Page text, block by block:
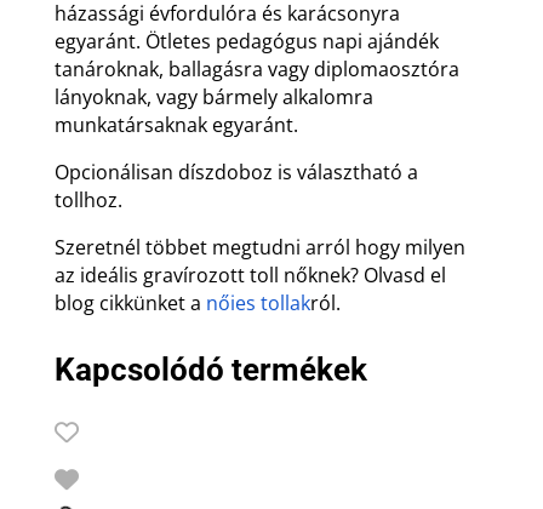
házassági évfordulóra és karácsonyra
egyaránt. Ötletes pedagógus napi ajándék
tanároknak, ballagásra vagy diplomaosztóra
lányoknak, vagy bármely alkalomra
munkatársaknak egyaránt.
Opcionálisan díszdoboz is választható a
tollhoz.
Szeretnél többet megtudni arról hogy milyen
az ideális gravírozott toll nőknek? Olvasd el
blog cikkünket a nőies tollakról.
Kapcsolódó termékek